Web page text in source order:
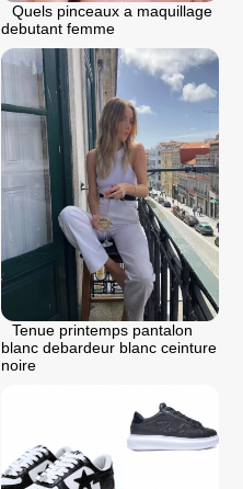
Quels pinceaux a maquillage
debutant femme
Tenue printemps pantalon
blanc debardeur blanc ceinture
noire